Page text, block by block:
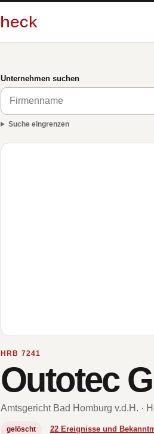
Unternehmen suchen
Suche eingrenzen
HRB 7241
Outotec
Amtsgericht Bad Homburg v.d.H. ·
gelöscht 22 Ereignisse und